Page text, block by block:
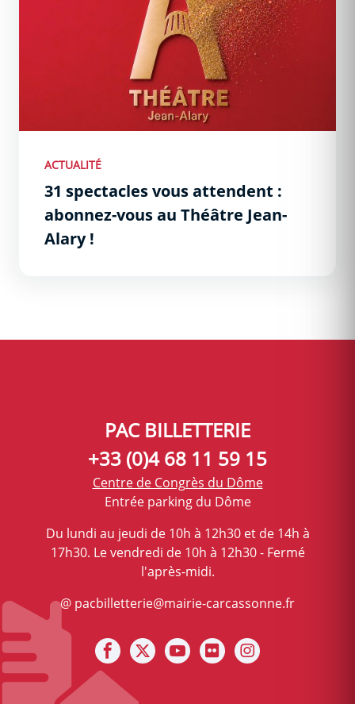
ACTUALITÉ
31 spectacles vous attendent :
abonnez-vous au Théâtre Jean-
Alary !
PAC BILLETTERIE
+33 (0)4 68 11 59 15
Centre de Congrès du Dôme
Entrée parking du Dôme
Du lundi au jeudi de 10h à 12h30 et de 14h à
17h30. Le vendredi de 10h à 12h30 - Fermé
l'après-midi.
@ pacbilletterie@mairie-carcassonne.fr
Notre facebook
Notre X (ex Twitter)
Notre Chaine youtube
Notre photothèque